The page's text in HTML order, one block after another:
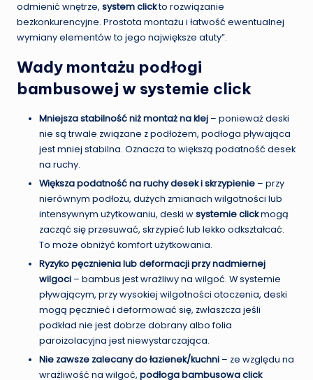
odmienić wnętrze, system clickto rozwiązanie
bezkonkurencyjne. Prostota montażu i łatwość ewentualnej
wymiany elementów to jego największe atuty”.
Wady montażu podłogi
bambusowej w systemie click
Mniejsza stabilność niż montaż na klej – ponieważ deski
nie są trwale związane z podłożem, podłoga pływająca
jest mniej stabilna. Oznacza to większą podatność desek
na ruchy.
Większa podatność na ruchy desek i skrzypienie – przy
nierównym podłożu, dużych zmianach wilgotności lub
intensywnym użytkowaniu, deski wsystemie clickmogą
zacząć się przesuwać, skrzypieć lub lekko odkształcać.
To może obniżyć komfort użytkowania.
Ryzyko pęcznienia lub deformacji przy nadmiernej
wilgoci – bambus jest wrażliwy na wilgoć. W systemie
pływającym, przy wysokiej wilgotności otoczenia, deski
mogą pęcznieć i deformować się, zwłaszcza jeśli
podkład nie jest dobrze dobrany albo folia
paroizolacyjna jest niewystarczająca.
Nie zawsze zalecany do łazienek/kuchni – ze względu na
wrażliwość na wilgoć, podłoga bambusowa click